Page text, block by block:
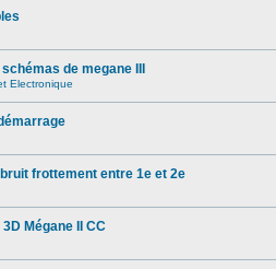
de megane III
Electronique
bruit frottement entre 1e et 2e
Mégane II CC